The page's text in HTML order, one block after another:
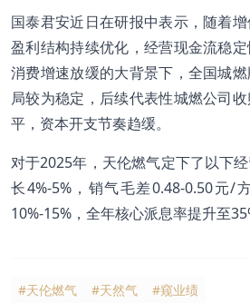
国泰君安近日在研报中表示，随着
盈利结构持续优化，经营现金流稳
消费增速放缓的大背景下，全国城
局较为稳定，后续代表性城燃公司
平，资本开支节奏趋缓。
对于2025年，天伦燃气定下了以下
长4%-5%，销气毛差0.48-0.50元/
10%-15%，全年核心派息率提升至
#天伦燃气 #天然气 #窥业绩